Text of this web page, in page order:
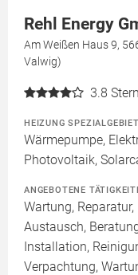
Rehl Energy
Am Weißen Haus 9,
Valwig)
3.8
HEIZUNG
Wärmepumpe,
Photovoltaik,
ANGEBOTENE
Wartung,
Austausch,
Installation,
Verpachtung,